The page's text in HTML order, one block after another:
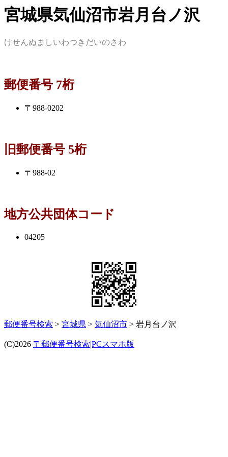
宮城県気仙沼市岩月台ノ沢
けせんぬましいわつきだいのさわ
郵便番号 7桁
〒988-0202
旧郵便番号 5桁
〒988-02
地方公共団体コード
04205
郵便番号検索 > 宮城県 > 気仙沼市 > 岩月台ノ沢
(C)2026 〒郵便番号検索|PCスマホ版